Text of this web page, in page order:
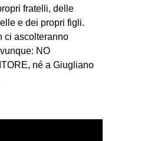
fratelli, delle
e dei propri figli.
ci ascolteranno
NO
né a Giugliano